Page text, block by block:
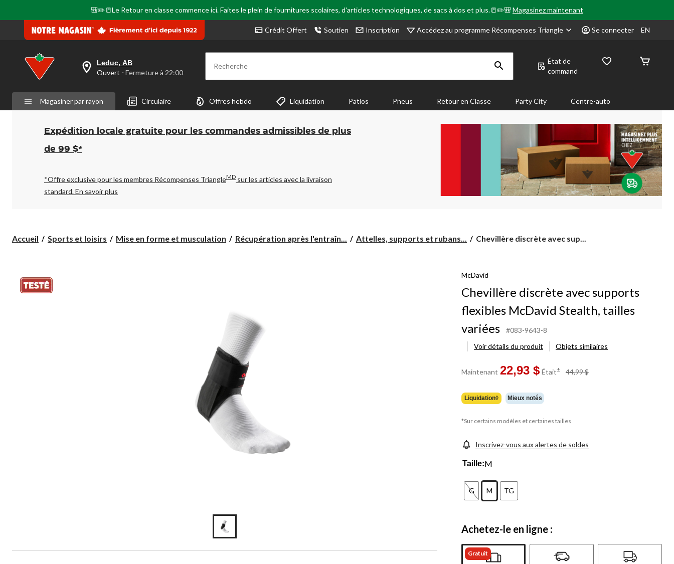
🎒✏️📒Le Retour en classe commence ici. Faites le plein de fournitures scolaires, d'articles technologiques, de sacs à dos et plus.📒✏️🎒Magasinez maintenant
Crédit Offert Soutien Inscription Accédez au programme Récompenses Triangle Se connecter EN
votre
est
Leduc,
AB,
Ouvert,
Fermeture
à
pour
changer
Leduc, AB
Ouvert ⋅ Fermeture à 22:00 Recherche
État de
command
Magasiner par rayon Circulaire Offres hebdo Liquidation Patios Pneus Retour en Classe Party City Centre-auto
Expédition locale gratuite pour les commandes admissibles de plus
de 99 $*
*Offre exclusive pour les membres Récompenses TriangleMD sur les articles avec la livraison
standard.En savoir plus
Accueil Sports et loisirs Mise en forme et musculation Récupération après l'entraîn... Attelles, supports et rubans...
Chevillère
flexibles
Stealth,
tailles
variées
Chevillère discrète avec sup...
McDavid
Chevillère discrète avec supports
flexibles McDavid Stealth, tailles
variées
#083-9643-8
Voir détails du produit
Objets similaires
Maintenant 22,93 $ Était± 44,99 $
Liquidation◊ Mieux notés
*Sur certains modèles et certaines tailles
Inscrivez-vous aux alertes de soldes
Taille:M
G M TG
Achetez-le en ligne :
Gratuit